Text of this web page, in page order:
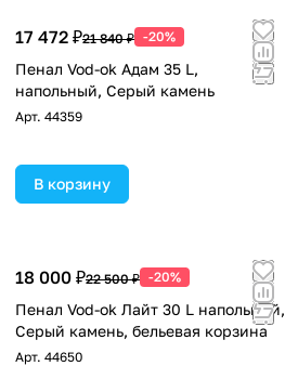
17 472 ₽21 840 ₽ -20%
Пенал Vod-ok Адам 35 L,
напольный, Серый камень
Арт. 44359
В корзину
18 000 ₽22 500 ₽ -20%
Пенал Vod-ok Лайт 30 L напольный,
Серый камень, бельевая корзина
Арт. 44650